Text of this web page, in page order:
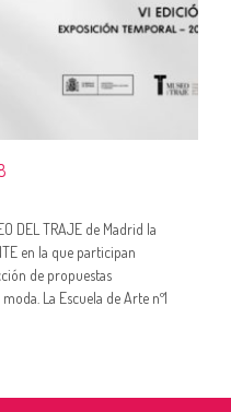
DEL TRAJE de Madrid la
en la que participan
de propuestas
La Escuela de Arte nº1